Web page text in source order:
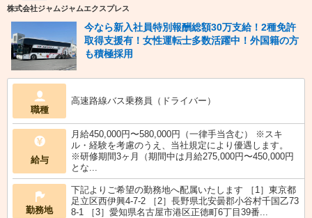
★
株式会社ジャムジャムエクスプレス
今なら新入社員特別報酬総額30万支給！2種免許
取得支援有！女性運転士多数活躍中！外国籍の方
も積極採用
職種
高速路線バス乗務員（ドライバー）
給与
月給450,000円〜580,000円（一律手当含む） ※スキ
ル・経験を考慮のうえ、当社規定により優遇します。
※研修期間3ヶ月（期間中は月給275,000円〜450,000円
とな...
勤務地
下記よりご希望の勤務地へ配属いたします ［1］東京都
足立区西伊興4-7-2 ［2］長野県北安曇郡小谷村千国乙73
8-1 ［3］愛知県名古屋市港区正徳町6丁目39番...